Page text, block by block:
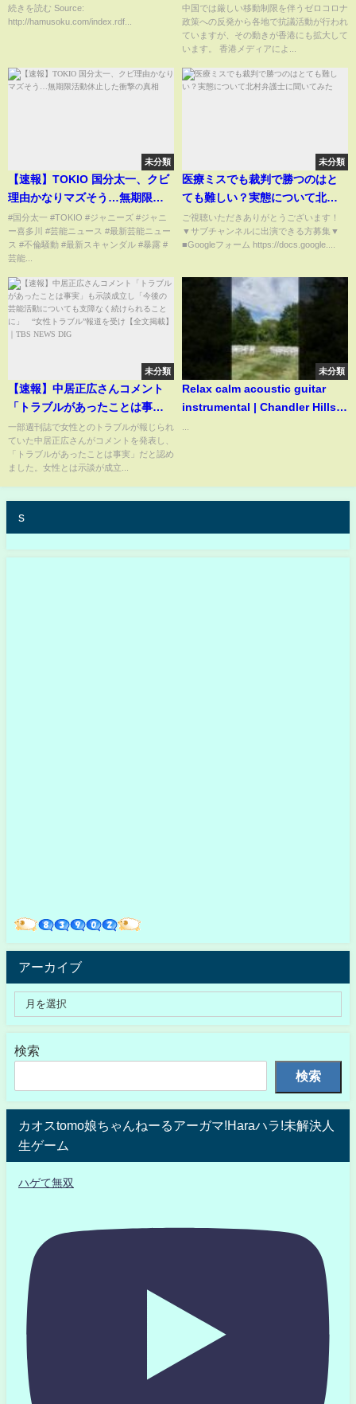
差が出るのは公平ではないので
課税します」「通勤手当は労働
続きを読む Source:
http://hamusoku.com/index.rdf...
が中国政府を批判
中国では厳しい移動制限を伴うゼロコロナ
政策への反発から各地で抗議活動が行われ
ていますが、その動きが香港にも拡大して
います。 香港メディアによ...
未分類
【速報】TOKIO 国分太一、クビ
理由かなりマズそう…無期限活
動休止した衝撃の真相
#国分太一 #TOKIO #ジャニーズ #ジャニ
ー喜多川 #芸能ニュース #最新芸能ニュー
ス #不倫騒動 #最新スキャンダル #暴露 #
芸能...
未分類
医療ミスでも裁判で勝つのはと
ても難しい？実態について北村
弁護士に聞いてみた
ご視聴いただきありがとうございます！
▼サブチャンネルに出演できる方募集▼
■Googleフォーム https://docs.google....
未分類
【速報】中居正広さんコメント
「トラブルがあったことは事
実」も示談成立し「今後の芸能
活動についても支障なく続けら
れることに」 “女性トラブ
TBS NEWS DIG
一部週刊誌で女性とのトラブルが報じられ
ていた中居正広さんがコメントを発表し、
「トラブルがあったことは事実」だと認め
ました。女性とは示談が成立...
未分類
Relax calm acoustic guitar
instrumental | Chandler Hills
s
アーカイブ
検索
検索
カオスtomo娘ちゃんねーるアーガマ!Haraハラ!未解決人
生ゲーム
ハゲて無双